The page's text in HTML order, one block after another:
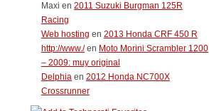
Maxi en 2011 Suzuki Burgman 125R
Racing
Web hosting en 2013 Honda CRF 450 R
http://www./en Moto Morini Scrambler 1200
– 2009: muy original
Delphia en 2012 Honda NC700X
Crossrunner